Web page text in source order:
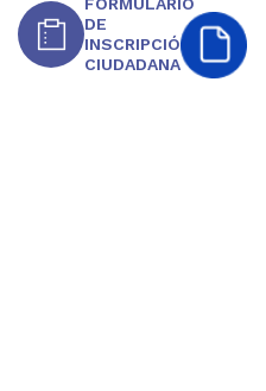
DE
INSCRIPCIÓN
CIUDADANA